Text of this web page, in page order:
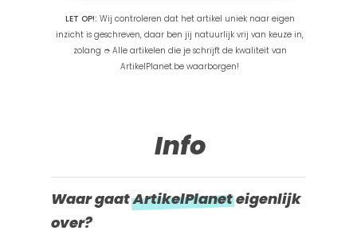
LET OP!: Wij controleren dat het artikel uniek naar eigen
inzicht is geschreven, daar ben jij natuurlijk vrij van keuze in,
zolang ➮ Alle artikelen die je schrijft de kwaliteit van
ArtikelPlanet.be waarborgen!
Info
Waar gaatArtikelPlaneteigenlijk
over?